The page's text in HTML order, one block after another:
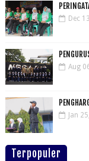
Dec
Aug
Jan
Terpopuler